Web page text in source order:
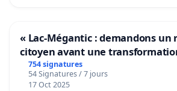
« Lac-Mégantic : demandons un
citoyen avant une
de notre territoire »
754 signatures
54 Signatures / 7 jours
17 Oct 2025